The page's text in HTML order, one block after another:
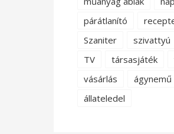
párátlanító
Szaniter
szivattyú
TV
társasjáték
vásárlás
ágynemű
állateledel